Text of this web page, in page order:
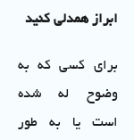
ابراز همدلی کنید
برای کسی که به
وضوح له شده
است یا به طور